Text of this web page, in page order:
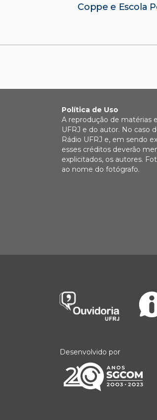
Coppe e Escola
Política de Uso
A reprodução de matérias
UFRJ e do autor. No caso
Rádio UFRJ e, em sendo
esses créditos deverão
explicitados, os autores.
ao nome do fotógrafo.
Desenvolvido por